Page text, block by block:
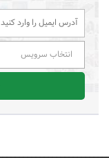
انتخاب سرویس